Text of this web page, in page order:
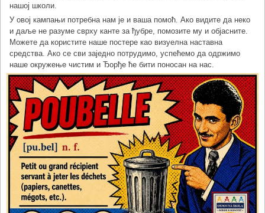
нашој школи.
У овој кампањи потребна нам је и ваша помоћ. Ако видите да неко
и даље не разуме сврху канте за ђубре, помозите му и објасните.
Можете да користите наше постере као визуелна наставна
средства. Ако се сви заједно потрудимо, успећемо да одржимо
наше окружење чистим и Ђорђе ће бити поносан на нас.